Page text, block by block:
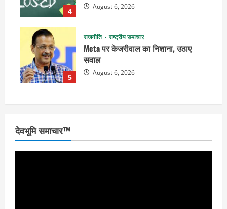
4 August 6, 2026
5
राजनीति राष्ट्रीय समाचार
Meta पर केजरीवाल का निशाना, उठाए
सवाल
August 6, 2026
देवभूमि समाचार™